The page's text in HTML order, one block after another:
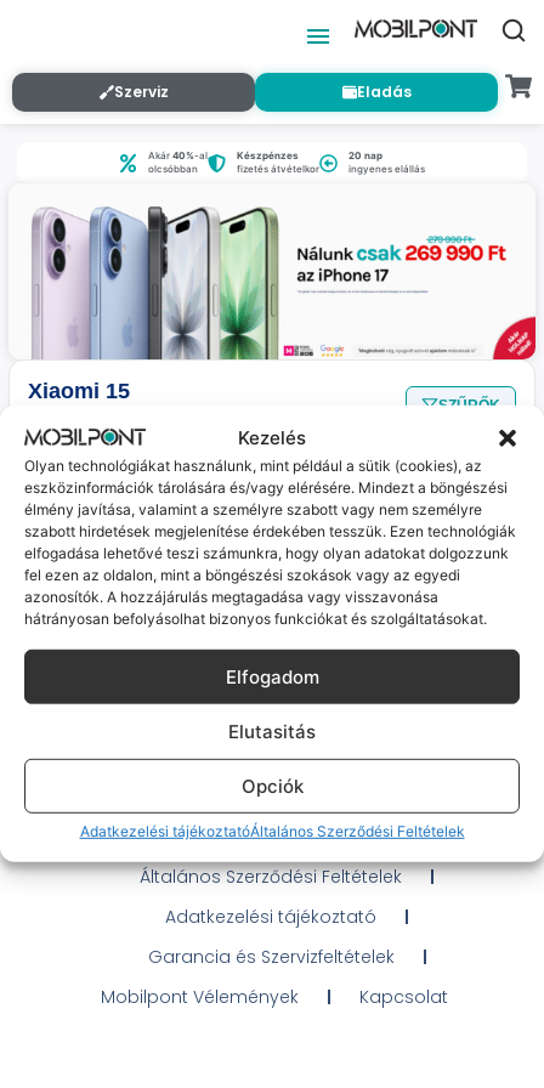
Kezelés
Olyan technológiákat használunk, mint például a sütik (cookies), az
eszközinformációk tárolására és/vagy elérésére. Mindezt a böngészési
élmény javítása, valamint a személyre szabott vagy nem személyre
szabott hirdetések megjelenítése érdekében tesszük. Ezen technológiák
elfogadása lehetővé teszi számunkra, hogy olyan adatokat dolgozzunk
fel ezen az oldalon, mint a böngészési szokások vagy az egyedi
azonosítók. A hozzájárulás megtagadása vagy visszavonása
hátrányosan befolyásolhat bizonyos funkciókat és szolgáltatásokat.
Elfogadom
Elutasitás
Opciók
Adatkezelési tájékoztatóÁltalános Szerződési Feltételek
Szerviz Eladás
Akár40%-al
olcsóbban
Készpénzes
fizetés átvételkor
20 nap
ingyenes elállás
Xiaomi 15
SZŰRŐK
Jelenleg nincs ilyen termékünk :(
Gyakran Ismételt Kérdések
Probléma jelentés / Elállás
OTP Áruhitel Tájékoztató
Klarna fizetési tájékoztató
Általános Szerződési Feltételek
Adatkezelési tájékoztató
Garancia és Szervizfeltételek
Mobilpont Vélemények
Kapcsolat